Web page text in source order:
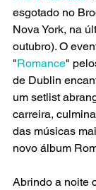
esgotado no
Nova York, na
outubro). O
"Romance"
de Dublin
um setlist
carreira,
das músicas
novo álbum
Abrindo a noite